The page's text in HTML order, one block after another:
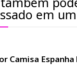
em
Camisa Espanha